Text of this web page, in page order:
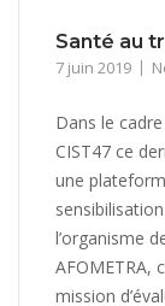
Santé au
7 juin 2019
Dans le
CIST47 ce
une
l’organisme
AFOMETRA,
mission